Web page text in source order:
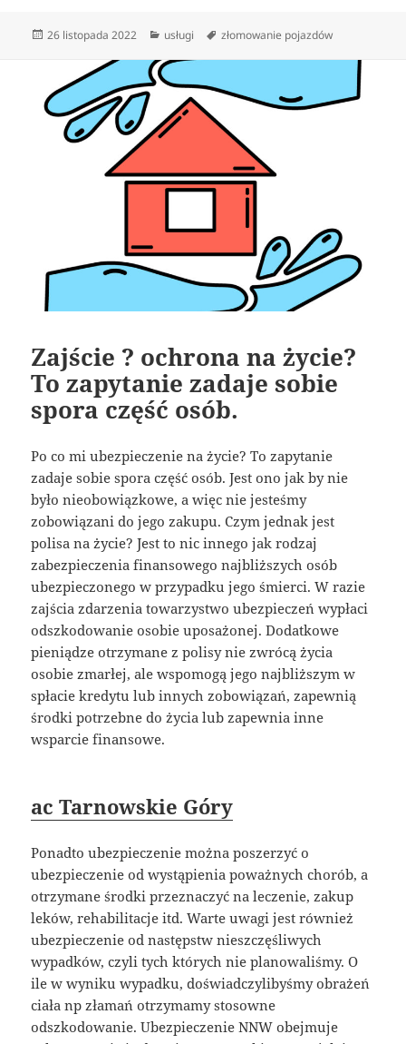
Data
26 listopada 2022 Kategorie
usługi Tagi
złomowanie pojazdów
Zajście ? ochrona na życie?
To zapytanie zadaje sobie
spora część osób.
Po co mi ubezpieczenie na życie? To zapytanie
zadaje sobie spora część osób. Jest ono jak by nie
było nieobowiązkowe, a więc nie jesteśmy
zobowiązani do jego zakupu. Czym jednak jest
polisa na życie? Jest to nic innego jak rodzaj
zabezpieczenia finansowego najbliższych osób
ubezpieczonego w przypadku jego śmierci. W razie
zajścia zdarzenia towarzystwo ubezpieczeń wypłaci
odszkodowanie osobie uposażonej. Dodatkowe
pieniądze otrzymane z polisy nie zwrócą życia
osobie zmarłej, ale wspomogą jego najbliższym w
spłacie kredytu lub innych zobowiązań, zapewnią
środki potrzebne do życia lub zapewnia inne
wsparcie finansowe.
ac Tarnowskie Góry
Ponadto ubezpieczenie można poszerzyć o
ubezpieczenie od wystąpienia poważnych chorób, a
otrzymane środki przeznaczyć na leczenie, zakup
leków, rehabilitacje itd. Warte uwagi jest również
ubezpieczenie od następstw nieszczęśliwych
wypadków, czyli tych których nie planowaliśmy. O
ile w wyniku wypadku, doświadczylibyśmy obrażeń
ciała np złamań otrzymamy stosowne
odszkodowanie. Ubezpieczenie NNW obejmuje